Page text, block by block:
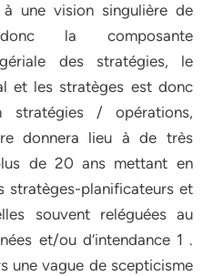
une vision singulière de
la composante
des stratégies, le
et les stratèges est donc
stratégies / opérations,
donnera lieu à de très
de 20 ans mettant en
stratèges-planificateurs et
souvent reléguées au
et/ou d‘intendance 1 .
une vague de scepticisme